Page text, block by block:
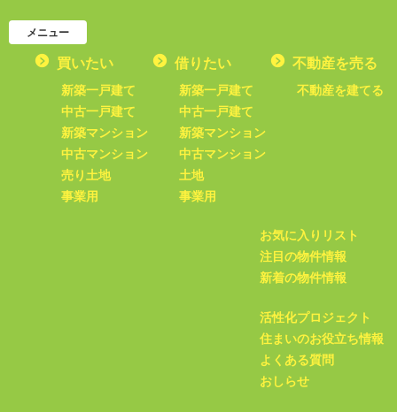
メニュー
買いたい
新築一戸建て
中古一戸建て
新築マンション
中古マンション
売り土地
事業用
借りたい
新築一戸建て
中古一戸建て
新築マンション
中古マンション
土地
事業用
不動産を売る
不動産を建てる
お気に入りリスト
注目の物件情報
新着の物件情報
活性化プロジェクト
住まいのお役立ち情報
よくある質問
おしらせ